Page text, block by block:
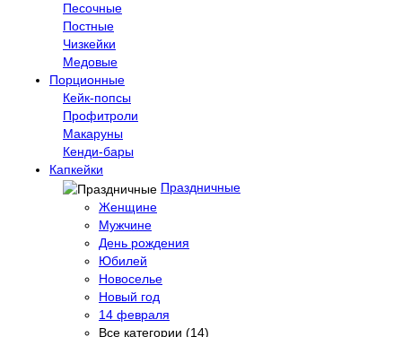
Песочные
Постные
Чизкейки
Медовые
Порционные
Кейк-попсы
Профитроли
Макаруны
Кенди-бары
Капкейки
Праздничные
Женщине
Мужчине
День рождения
Юбилей
Новоселье
Новый год
14 февраля
Все категории (14)